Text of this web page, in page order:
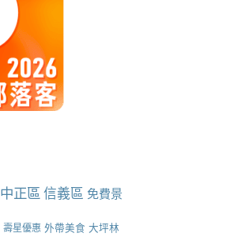
中正區 信義區 免費景
壽星優惠 外帶美食 大坪林